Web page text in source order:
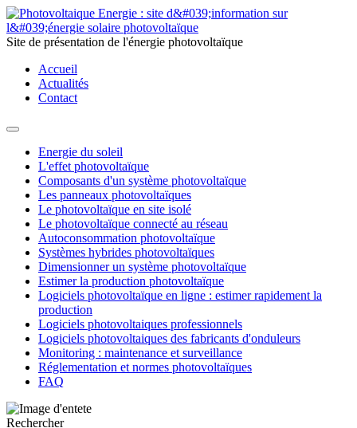
Site de présentation de l'énergie photovoltaïque
Accueil
Actualités
Contact
Energie du soleil
L'effet photovoltaïque
Composants d'un système photovoltaïque
Les panneaux photovoltaïques
Le photovoltaïque en site isolé
Le photovoltaïque connecté au réseau
Autoconsommation photovoltaïque
Systèmes hybrides photovoltaïques
Dimensionner un système photovoltaïque
Estimer la production photovoltaïque
Logiciels photovoltaïque en ligne : estimer rapidement la
production
Logiciels photovoltaiques professionnels
Logiciels photovoltaiques des fabricants d'onduleurs
Monitoring : maintenance et surveillance
Réglementation et normes photovoltaïques
FAQ
Rechercher